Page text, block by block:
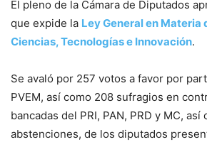
El pleno de la Cámara de Diputados
que expide la Ley General en Materia
Ciencias, Tecnologías e Innovación.
Se avaló por 257 votos a favor por
PVEM, así como 208 sufragios en
bancadas del PRI, PAN, PRD y MC, así
abstenciones, de los diputados